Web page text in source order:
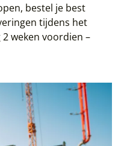
bestel je best
tijdens het
weken voordien –